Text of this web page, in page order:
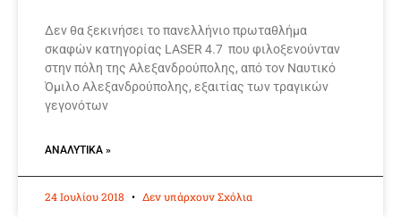
Δεν θα ξεκινήσει το πανελλήνιο πρωταθλήμα
σκαφών κατηγορίας LASER 4.7 που φιλοξενούνταν
στην πόλη της Αλεξανδρούπολης, από τον Ναυτικό
Όμιλο Αλεξανδρούπολης, εξαιτίας των τραγικών
γεγονότων
ΑΝΑΛΥΤΙΚΆ »
24 Ιουλίου 2018 Δεν υπάρχουν Σχόλια